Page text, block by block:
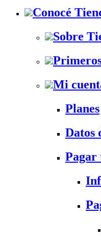
Conocé
Sobre
Mi
Planes
Datos
Pagar